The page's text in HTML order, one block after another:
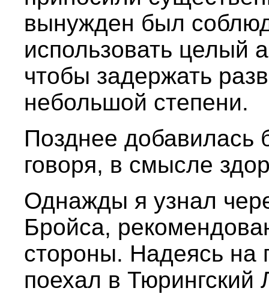
вынужден был
использовать целый
чтобы задержать
небольшой степени.
Позднее добавилась
говоря, в смысле
Однажды я узнал
Бройса,
стороны. Надеясь на
поехал в Тюрингский